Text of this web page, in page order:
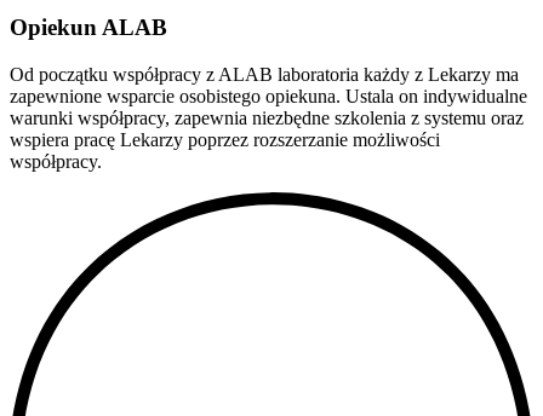
Opiekun ALAB
Od początku współpracy z ALAB laboratoria każdy z Lekarzy ma
zapewnione wsparcie osobistego opiekuna. Ustala on indywidualne
warunki współpracy, zapewnia niezbędne szkolenia z systemu oraz
wspiera pracę Lekarzy poprzez rozszerzanie możliwości
współpracy.